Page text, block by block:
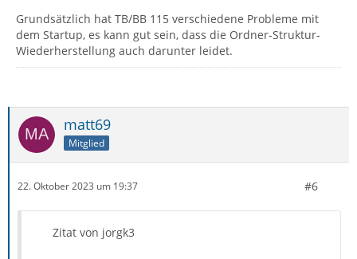
Grundsätzlich hat TB/BB 115 verschiedene Probleme mit
dem Startup, es kann gut sein, dass die Ordner-Struktur-
Wiederherstellung auch darunter leidet.
matt69
Mitglied
22. Oktober 2023 um 19:37 #6
Zitat von jorgk3